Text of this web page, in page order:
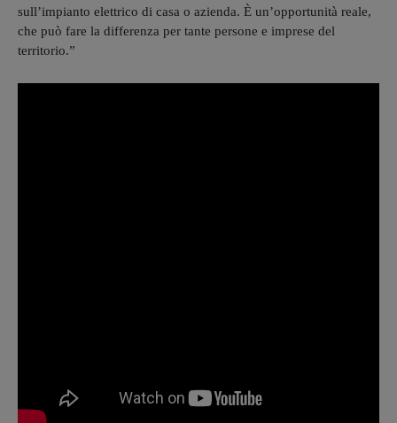
sull’impianto elettrico di casa o azienda. È un’opportunità reale,
che può fare la differenza per tante persone e imprese del
territorio.”